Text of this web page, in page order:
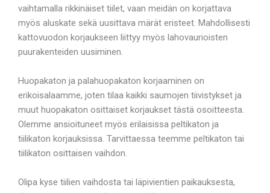
vaihtamalla rikkinäiset tiilet, vaan meidän on korjattava
myös aluskate sekä uusittava märät eristeet. Mahdollisesti
kattovuodon korjaukseen liittyy myös lahovaurioisten
puurakenteiden uusiminen.
Huopakaton ja palahuopakaton korjaaminen on
erikoisalaamme, joten tilaa kaikki saumojen tiivistykset ja
muut huopakaton osittaiset korjaukset tästä osoitteesta.
Olemme ansioituneet myös erilaisissa peltikaton ja
tiilikaton korjauksissa. Tarvittaessa teemme peltikaton tai
tiilikaton osittaisen vaihdon.
Olipa kyse tiilien vaihdosta tai läpivientien paikauksesta,